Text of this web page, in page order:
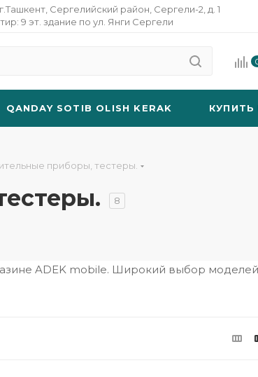
г.Ташкент, Сергелийский район, Сергели-2, д. 1
9 эт. здание по ул. Янги Сергели
QANDAY SOTIB OLISH KERAK КУПИТЬ
приборы, тестеры.
8
ADEK mobile. Широкий выбор